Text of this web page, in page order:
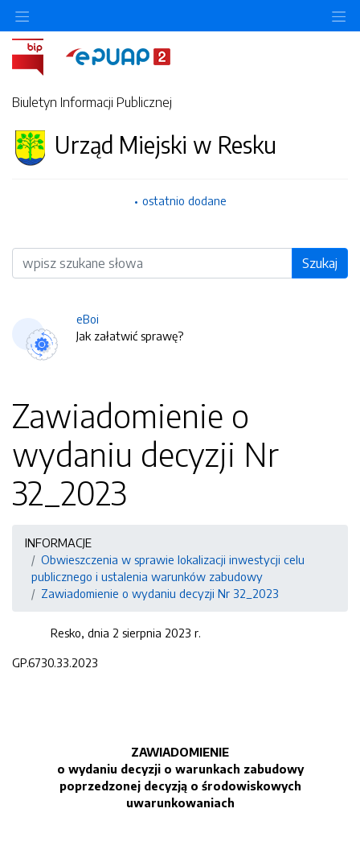
Biuletyn Informacji Publicznej
Urząd Miejski w Resku
ostatnio dodane
Wyszukiwarka Szukaj
eBoi
Jak załatwić sprawę?
Zawiadomienie o
wydaniu decyzji Nr
32_2023
INFORMACJE
Obwieszczenia w sprawie lokalizacji inwestycji celu
publicznego i ustalenia warunków zabudowy
Zawiadomienie o wydaniu decyzji Nr 32_2023
Resko, dnia 2 sierpnia 2023 r.
GP.6730.33.2023
ZAWIADOMIENIE
o wydaniu decyzji o warunkach zabudowy
poprzedzonej decyzją o środowiskowych
uwarunkowaniach